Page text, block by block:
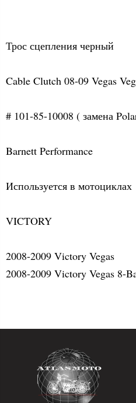
Трос сцепления черный
Cable Clutch 08-09 Vegas
# 101-85-10008 ( замена
Barnett Performance
Используется в мотоциклах
VICTORY
2008-2009 Victory Vegas
2008-2009 Victory Vegas 8-